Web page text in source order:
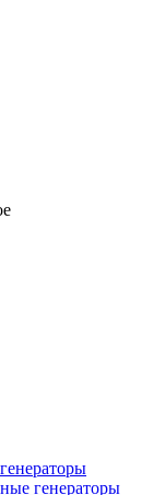
генераторы